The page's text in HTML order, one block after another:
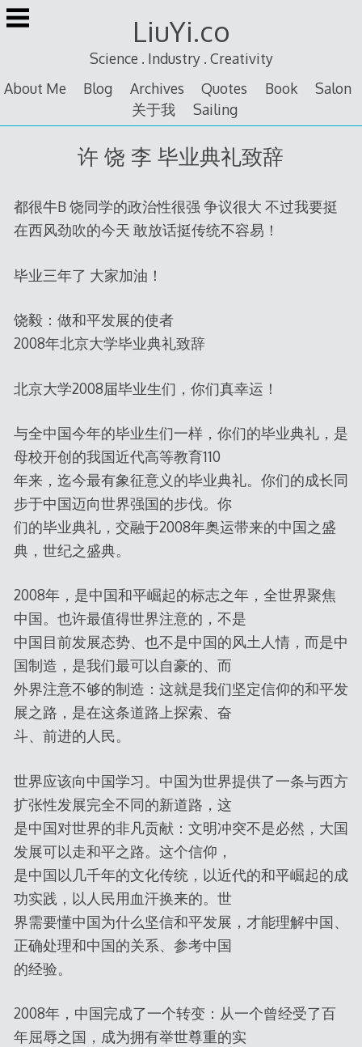
Skip
to
LiuYi.co
Science . Industry . Creativity
About Me
Blog Archives Quotes Book
Salon
关于我
Sailing
许 饶 李 毕业典礼致辞
都很牛B 饶同学的政治性很强 争议很大 不过我要挺
在西风劲吹的今天 敢放话挺传统不容易！
毕业三年了 大家加油！
饶毅：做和平发展的使者
2008年北京大学毕业典礼致辞
北京大学2008届毕业生们，你们真幸运！
与全中国今年的毕业生们一样，你们的毕业典礼，是
母校开创的我国近代高等教育110
年来，迄今最有象征意义的毕业典礼。你们的成长同
步于中国迈向世界强国的步伐。你
们的毕业典礼，交融于2008年奥运带来的中国之盛
典，世纪之盛典。
2008年，是中国和平崛起的标志之年，全世界聚焦
中国。也许最值得世界注意的，不是
中国目前发展态势、也不是中国的风土人情，而是中
国制造，是我们最可以自豪的、而
外界注意不够的制造：这就是我们坚定信仰的和平发
展之路，是在这条道路上探索、奋
斗、前进的人民。
世界应该向中国学习。中国为世界提供了一条与西方
扩张性发展完全不同的新道路，这
是中国对世界的非凡贡献：文明冲突不是必然，大国
发展可以走和平之路。这个信仰，
是中国以几千年的文化传统，以近代的和平崛起的成
功实践，以人民用血汗换来的。世
界需要懂中国为什么坚信和平发展，才能理解中国、
正确处理和中国的关系、参考中国
的经验。
2008年，中国完成了一个转变：从一个曾经受了百
年屈辱之国，成为拥有举世尊重的实